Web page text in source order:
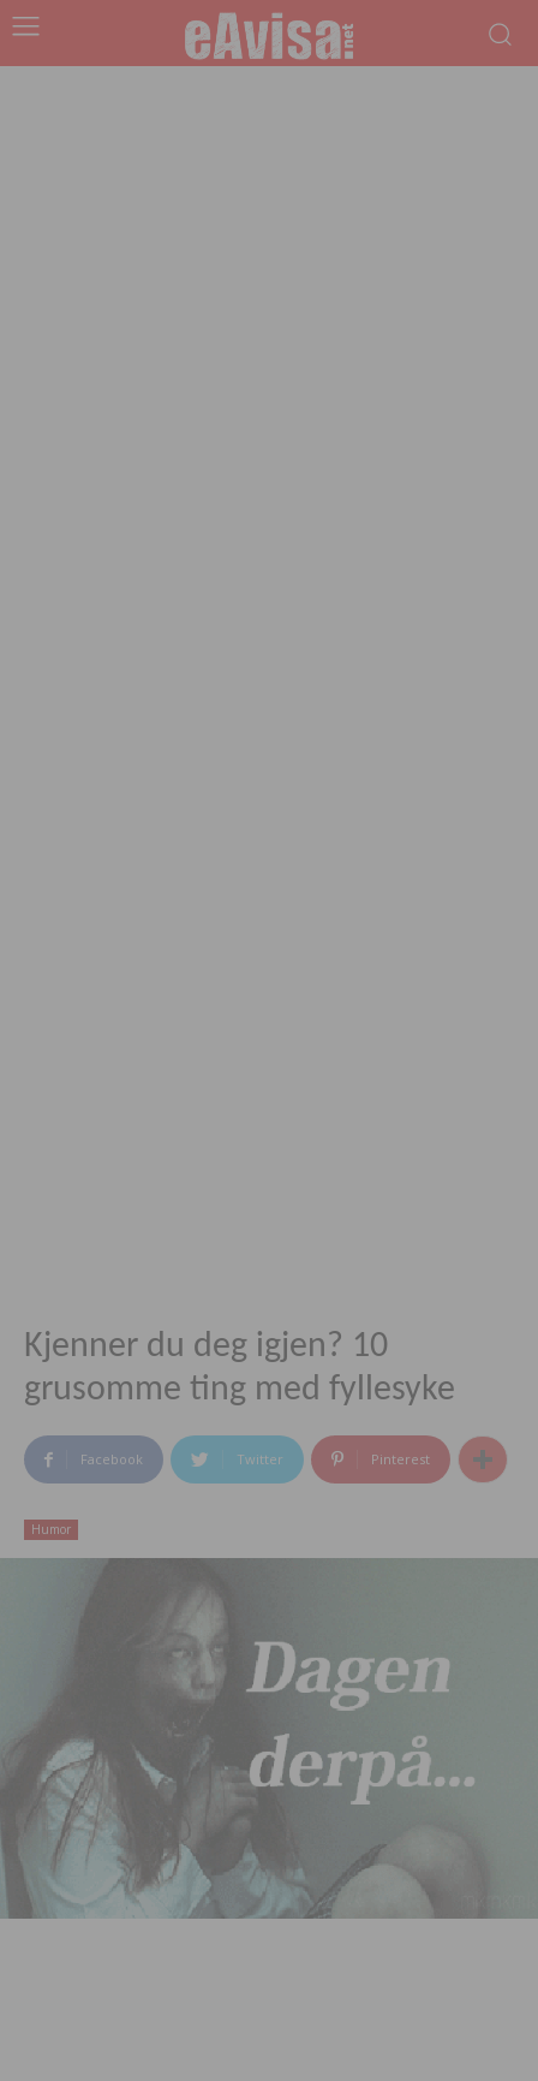
Kjenner du deg igjen? 10
grusomme ting med fyllesyke
Facebook Twitter Pinterest
Humor